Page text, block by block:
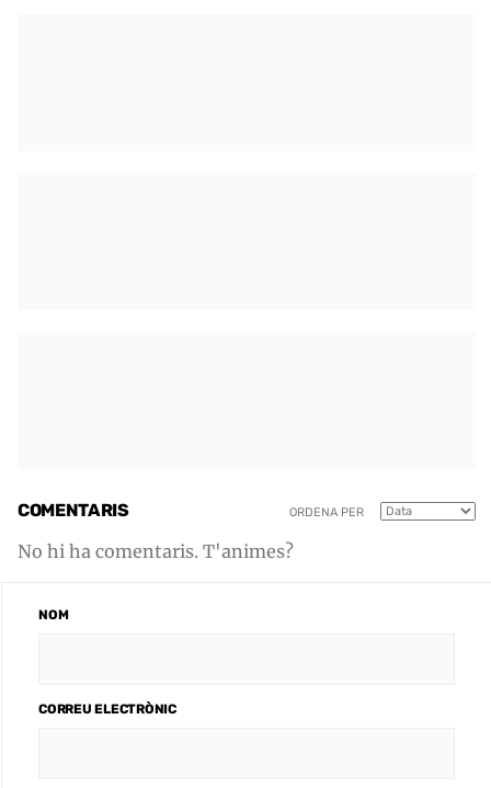
COMENTARIS ORDENA PER
No hi ha comentaris. T'animes?
NOM
CORREU ELECTRÒNIC